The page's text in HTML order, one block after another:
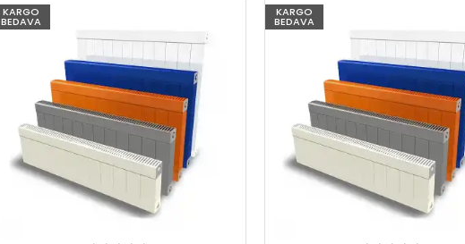
KARGO
BEDAVA
KARGO
BEDAVA